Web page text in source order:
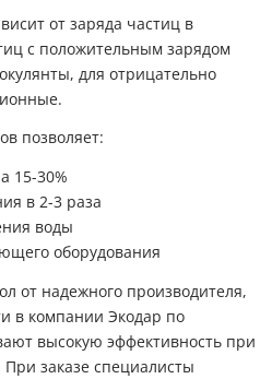
от заряда частиц в
с положительным зарядом
для отрицательно
позволяет:
15-30%
в 2-3 раза
воды
оборудования
от надежного производителя,
в компании Экодар по
высокую эффективность при
заказе специалисты